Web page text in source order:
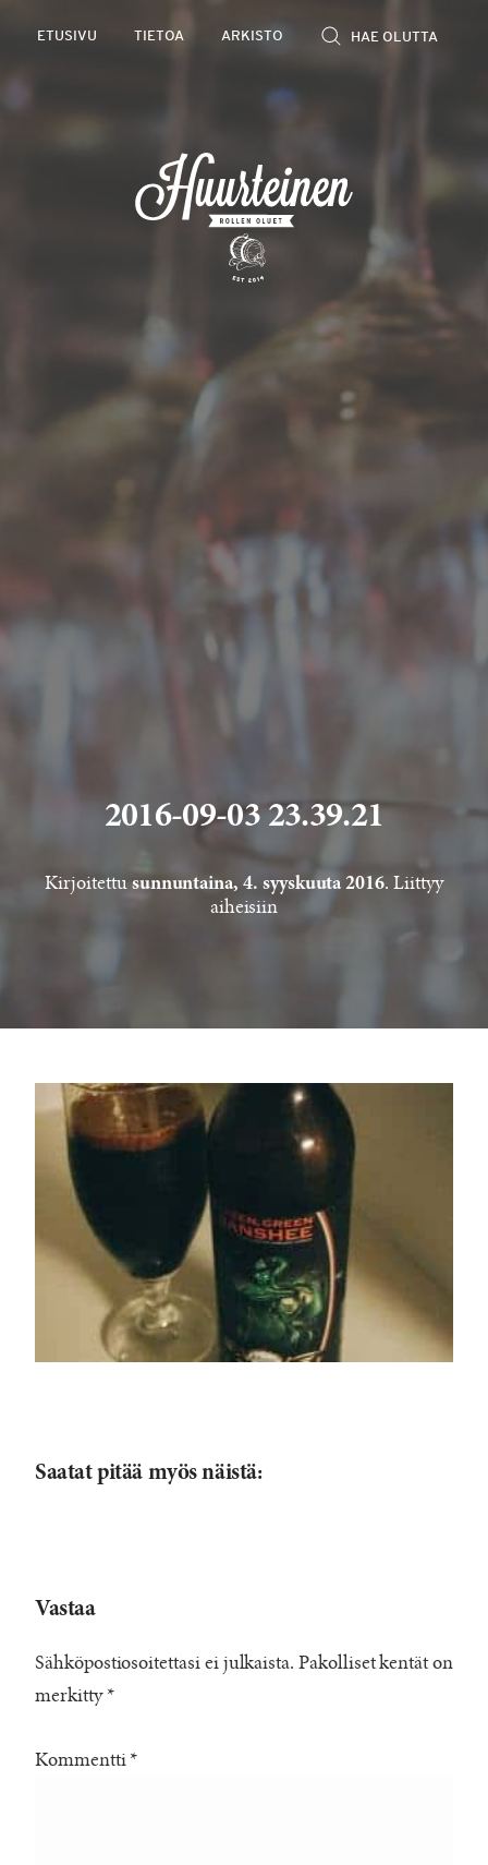
ETUSIVU TIETOA ARKISTO
2016-09-03 23.39.21
Kirjoitettu sunnuntaina, 4. syyskuuta 2016. Liittyy
aiheisiin
Saatat pitää myös näistä:
Vastaa
Sähköpostiosoitettasi ei julkaista. Pakolliset kentät on
merkitty *
Kommentti *